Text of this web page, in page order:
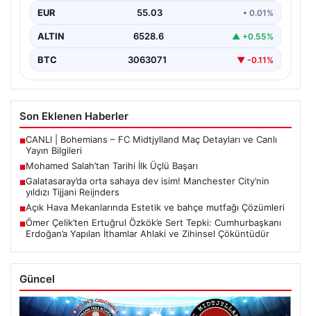
EUR 55.03 • 0.01%
ALTIN 6528.6 ▲ +0.55%
BTC 3063071 ▼ -0.11%
Son Eklenen Haberler
■CANLI | Bohemians – FC Midtjylland Maç Detayları ve Canlı
Yayın Bilgileri
■Mohamed Salah’tan Tarihi İlk Üçlü Başarı
■Galatasaray’da orta sahaya dev isim! Manchester City’nin
yıldızı Tijjani Reijnders
■Açık Hava Mekanlarında Estetik ve bahçe mutfağı Çözümleri
■Ömer Çelik’ten Ertuğrul Özkök’e Sert Tepki: Cumhurbaşkanı
Erdoğan’a Yapılan İthamlar Ahlaki ve Zihinsel Çöküntüdür
Güncel